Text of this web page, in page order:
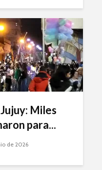
Miles
para...
de 2026